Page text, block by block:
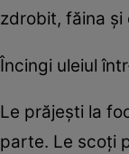
zdrobit, făina
Încingi uleiul
Le prăjești la
parte. Le scoți